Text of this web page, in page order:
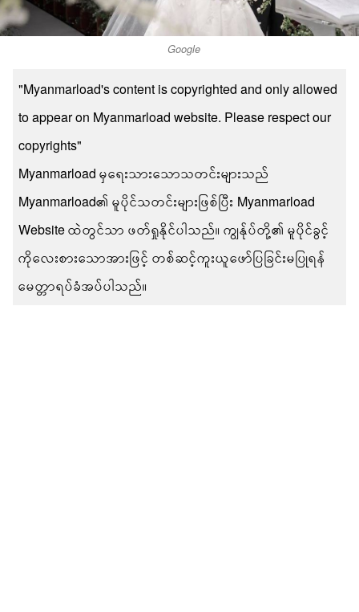
Google
"Myanmarload's content is copyrighted and only allowed
to appear on Myanmarload website. Please respect our
copyrights"
Myanmarload မှရေးသားသောသတင်းများသည်
Myanmarload၏ မူပိုင်သတင်းများဖြစ်ပြီး Myanmarload
Website ထဲတွင်သာ ဖတ်ရှုနိုင်ပါသည်။ ကျွန်ုပ်တို့၏ မူပိုင်ခွင့်
ကိုလေးစားသောအားဖြင့် တစ်ဆင့်ကူးယူဖော်ပြခြင်းမပြုရန်
မေတ္တာရပ်ခံအပ်ပါသည်။